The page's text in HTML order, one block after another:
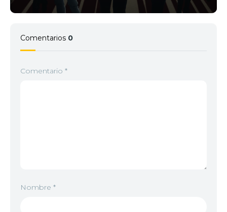
Comentarios 0
Comentario *
Nombre *